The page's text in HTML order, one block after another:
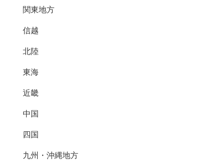
関東地方
信越
北陸
東海
近畿
中国
四国
九州・沖縄地方